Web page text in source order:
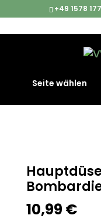
+49 1578
Seite wählen
Hauptdüse VW Iltis
10,99 €